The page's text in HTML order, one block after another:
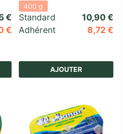
€
€
sur
400 g
Standard 10,90€
Adhérent
8,72€
AJOUTER